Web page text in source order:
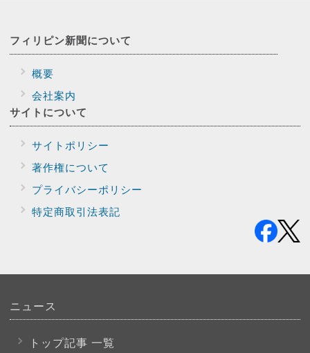
フィリピン新聞について
概要
会社案内
サイトについて
サイトポリシー
著作権について
プライバシーポリシー
特定商取引法表記
ニュース
トップ記事 一覧